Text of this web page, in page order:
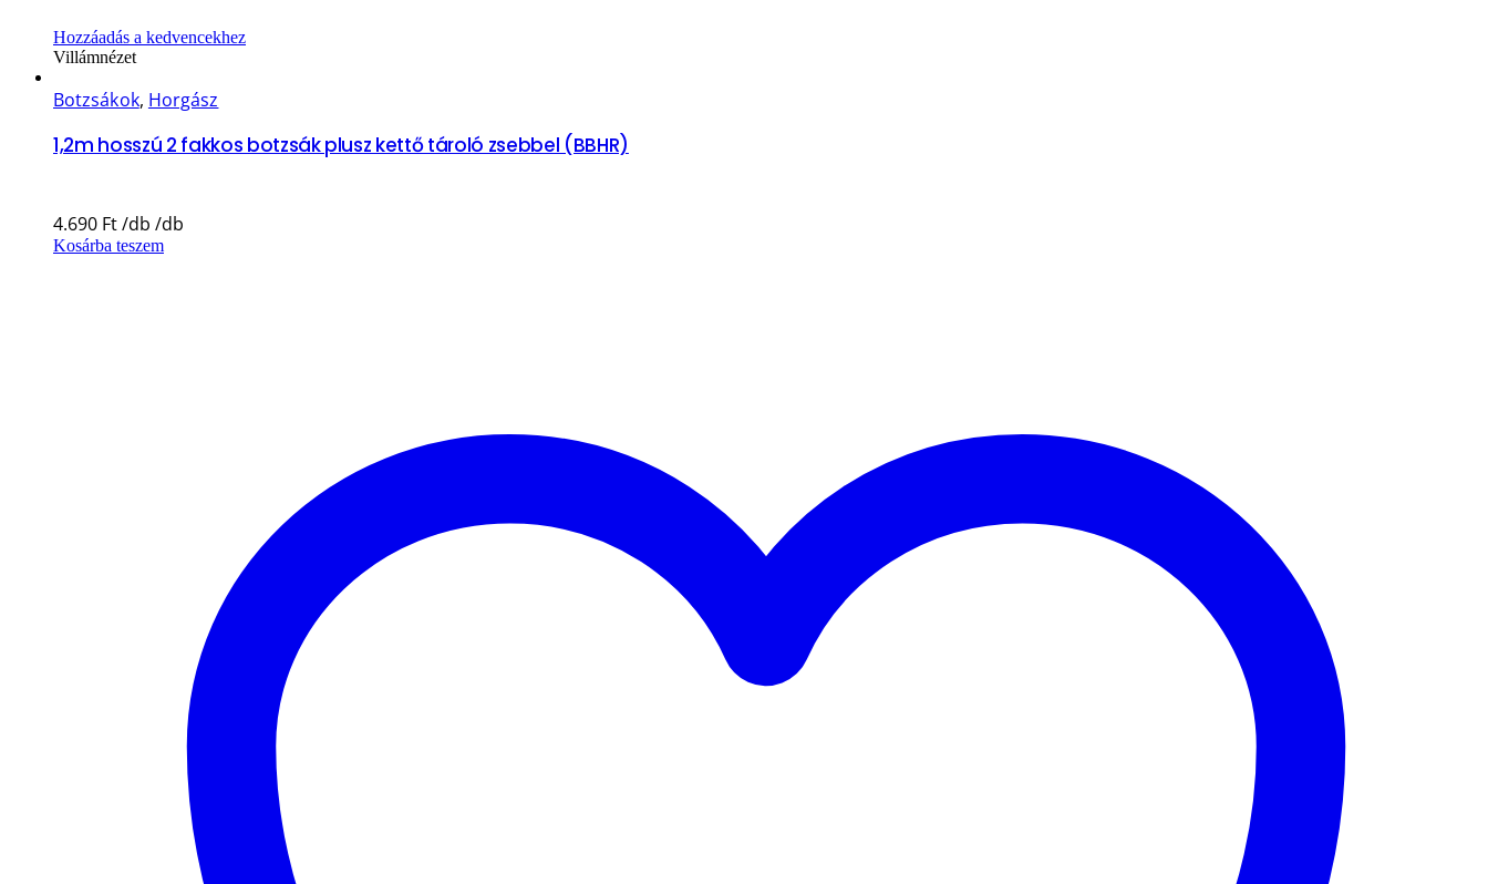
Hozzáadás a kedvencekhez
Villámnézet
Botzsákok, Horgász
1,2m hosszú 2 fakkos botzsák plusz kettő tároló zsebbel (BBHR)
4.690 Ft
Kosárba teszem